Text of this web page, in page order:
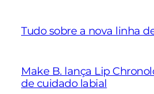
Tudo sobre a nova linha
Make B. lança Lip
de cuidado labial